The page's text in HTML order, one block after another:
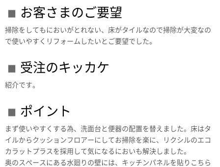
お客さまのご要望
掃除をしてもにおいがとれない、床がタイルなので掃除が大変なの
で使いやすくリフォームしたいとご要望でした。
受注のキッカケ
紹介です。
ポイント
まず使いやすくする為、洗面台と便器の配置を替えました。床はタ
イルからクッションフロアーにしてお掃除を楽に、リクシルのエコ
カラットプラスを採用して気になるにおいも解決しました。
奥のスペースにある水廻りの壁には、キッチンパネルを貼りこちら